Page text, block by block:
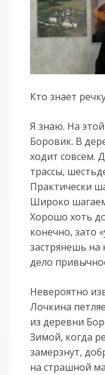
Кто знает
Я знаю. На
Боровик. В
ходит совсем.
трассы,
Практически
Широко
Хорошо хоть
конечно, зато
застрянешь на
дело
Невероятно
Лочкина
из деревни
Зимой, когда
замерзнут,
на страшной